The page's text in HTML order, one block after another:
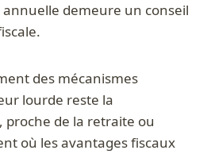
demeure un conseil
des mécanismes
lourde reste la
proche de la retraite ou
où les avantages fiscaux